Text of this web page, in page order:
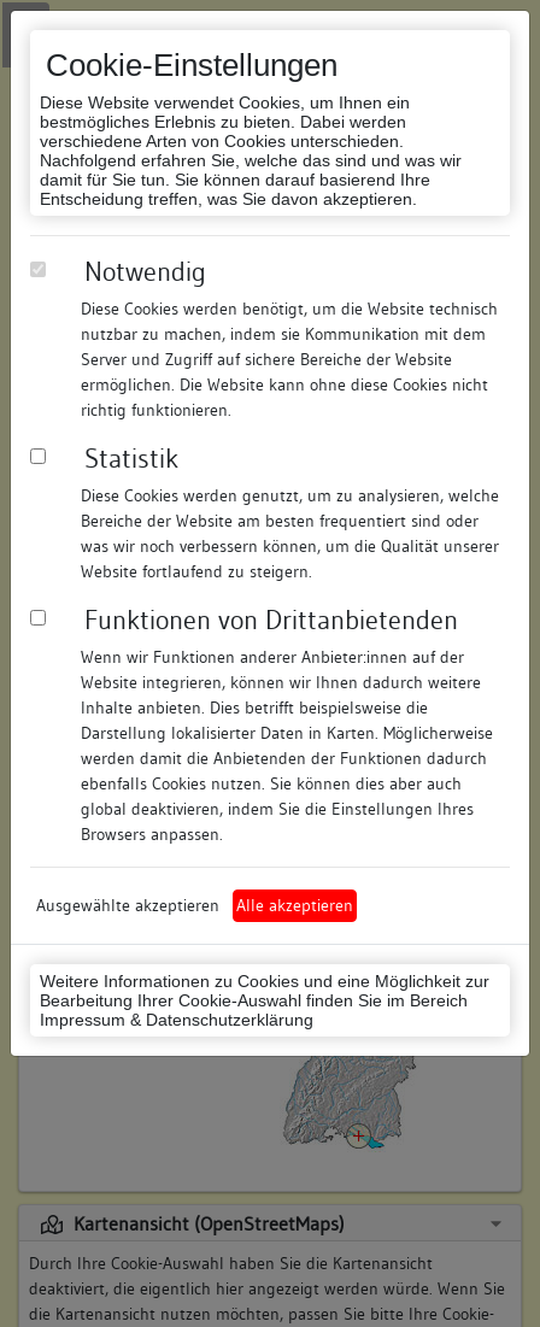
Cookie-Einstellungen
Diese Website verwendet Cookies, um Ihnen ein
bestmögliches Erlebnis zu bieten. Dabei werden
verschiedene Arten von Cookies unterschieden.
Nachfolgend erfahren Sie, welche das sind und was wir
damit für Sie tun. Sie können darauf basierend Ihre
Entscheidung treffen, was Sie davon akzeptieren.
Notwendig
Diese Cookies werden benötigt, um die Website technisch
nutzbar zu machen, indem sie Kommunikation mit dem
Server und Zugriff auf sichere Bereiche der Website
ermöglichen. Die Website kann ohne diese Cookies nicht
richtig funktionieren.
Statistik
Diese Cookies werden genutzt, um zu analysieren, welche
Bereiche der Website am besten frequentiert sind oder
was wir noch verbessern können, um die Qualität unserer
Website fortlaufend zu steigern.
Funktionen von Drittanbietenden
Wenn wir Funktionen anderer Anbieter:innen auf der
Website integrieren, können wir Ihnen dadurch weitere
Inhalte anbieten. Dies betrifft beispielsweise die
Darstellung lokalisierter Daten in Karten. Möglicherweise
werden damit die Anbietenden der Funktionen dadurch
ebenfalls Cookies nutzen. Sie können dies aber auch
global deaktivieren, indem Sie die Einstellungen Ihres
Browsers anpassen.
Ausgewählte akzeptieren Alle akzeptieren
Weitere Informationen zu Cookies und eine Möglichkeit zur
Bearbeitung Ihrer Cookie-Auswahl finden Sie im Bereich
Impressum & Datenschutzerklärung
Zur Navigation springen
Zum Inhalt der Website springen
Datenbank Bauforschung/Restaurierung
102509185715/Datum:22.11.2011
Datenbestand:
Bauforschung
Als PDF herunterladen:
Objektdaten
Straße: Hohenhausgasse
Hausnummer: 7
Postleitzahl: 78426
Stadt-Teilort: Konstanz
Regierungsbezirk: Freiburg
Konstanz (Landkreis)
Wohnplatzschlüssel: 8335043012
Flurstücknummer: keine
Historischer Straßenname: keiner
Lage des Wohnplatzes:
Kartenansicht (OpenStreetMaps)
Durch Ihre Cookie-Auswahl haben Sie die Kartenansicht
deaktiviert, die eigentlich hier angezeigt werden würde. Wenn Sie
die Kartenansicht nutzen möchten, passen Sie bitte Ihre Cookie-